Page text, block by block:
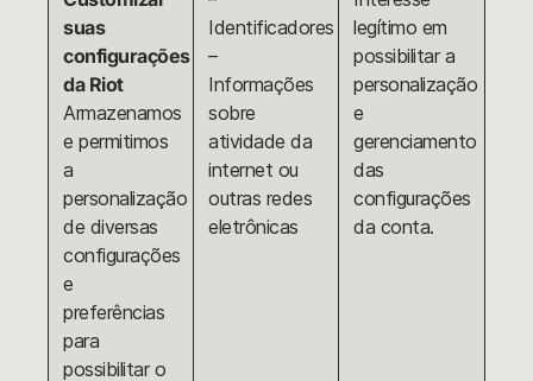
suas
configurações
da Riot
Armazenamos
e permitimos
a
personalização
de diversas
configurações
e
preferências
para
possibilitar o
Identificadores
–
Informações
sobre
atividade da
internet ou
outras redes
eletrônicas
legítimo em
possibilitar a
personalização
e
gerenciamento
das
configurações
da conta.